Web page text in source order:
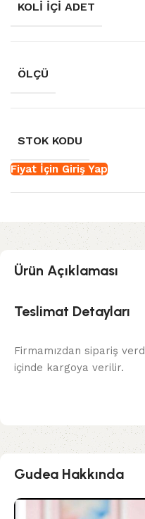
KOLI İÇI ADET
ÖLÇÜ
STOK KODU
Fiyat İçin Giriş Yap
Ürün Açıklaması
Teslimat Detayları
Firmamızdan sipariş
içinde kargoya verilir.
Gudea Hakkında